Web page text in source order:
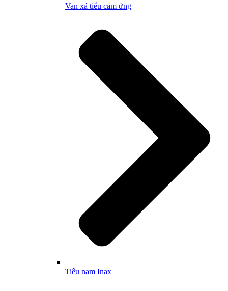
Van xả tiểu cảm ứng
Tiểu nam Inax